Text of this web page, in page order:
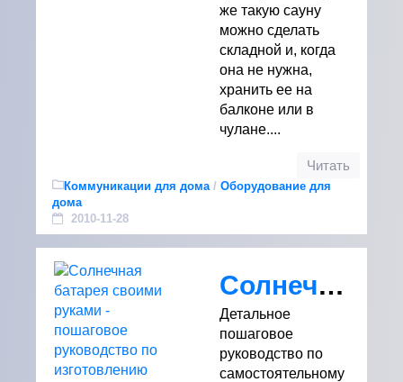
же такую сауну
можно сделать
складной и, когда
она не нужна,
хранить ее на
балконе или в
чулане....
Читать
Коммуникации для дома/ Оборудование для
дома
2010-11-28
Солнечная батарея своими руками - пошаговое руководство по изготовлению
Детальное
пошаговое
руководство по
самостоятельному